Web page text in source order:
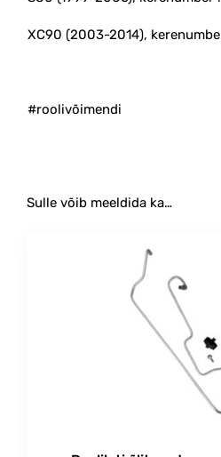
XC90 (2003-2014),
#roolivõimendi
Sulle võib meeldida ka…